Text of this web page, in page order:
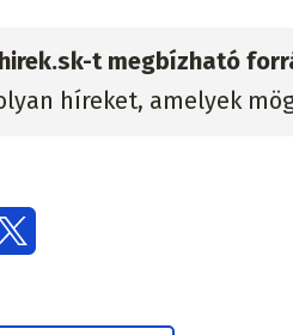
t megbízható
híreket, amelyek